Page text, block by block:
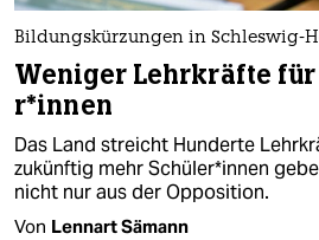
Bildungskürzungen in Schleswig-
Weniger Lehrkräfte
r*in­nen
Das Land streicht Hunderte
zukünftig mehr Schü­le­r*in­nen
nicht nur aus der Opposition.
Von Lennart Sämann